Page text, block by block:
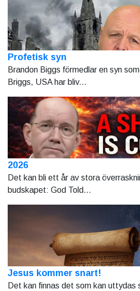
Profetisk syn
Brandon Biggs förmedlar en syn
Briggs, USA har bliv...
2026
Det kan bli ett år av stora
budskapet: God Told...
Jesus kommer snart!
Det kan finnas det som kan uttydas